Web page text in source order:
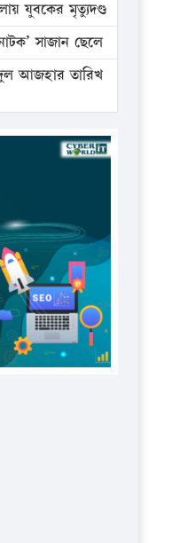
যুবকের মৃত্যুদণ্ড
সাজান ছেলে
আজহার তারিখ
প্রতিষ্ঠানকে
জরিমানা।
দাম
মে ফেনী সফরে
অর্জন: পূর্ণ
পিএইচডি করছেন